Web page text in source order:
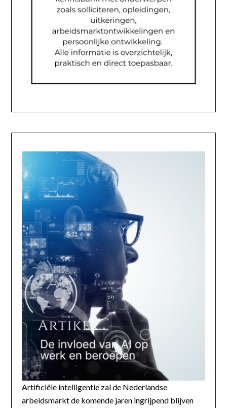
Artificiële intelligentie zal de Nederlandse
arbeidsmarkt de komende jaren ingrijpend blijven